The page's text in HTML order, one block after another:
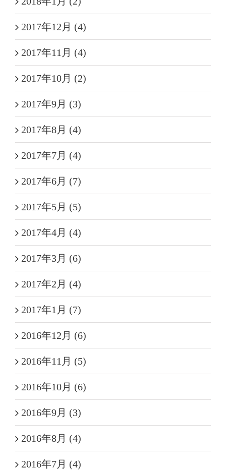
2017年12月 (4)
2017年11月 (4)
2017年10月 (2)
2017年9月 (3)
2017年8月 (4)
2017年7月 (4)
2017年6月 (7)
2017年5月 (5)
2017年4月 (4)
2017年3月 (6)
2017年2月 (4)
2017年1月 (7)
2016年12月 (6)
2016年11月 (5)
2016年10月 (6)
2016年9月 (3)
2016年8月 (4)
2016年7月 (4)